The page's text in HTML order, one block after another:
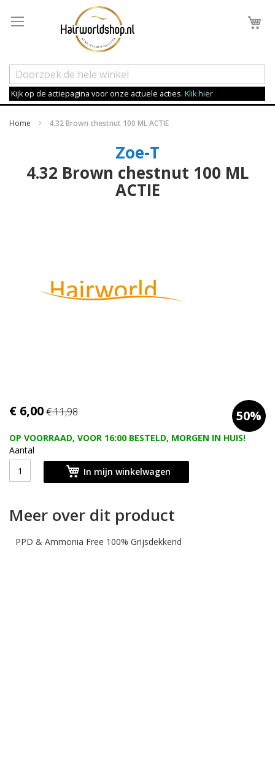
Kijk op de actiepagina voor onze actuele acties. Klik hier
Home 4.32 Brown chestnut 100 ML ACTIE
Zoe-T
4.32 Brown chestnut 100 ML
ACTIE
€ 6,00€ 11,98 50%
OP VOORRAAD, VOOR 16:00 BESTELD, MORGEN IN HUIS!
Aantal
In mijn winkelwagen
Ga
naar
begin
van
afbeeldingen-
Meer over dit product
PPD & Ammonia Free 100% Grijsdekkend